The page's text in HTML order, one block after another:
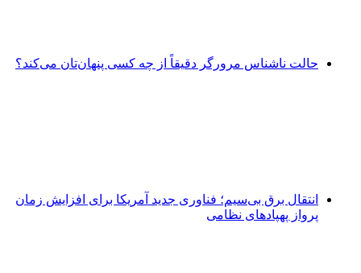
حالت ناشناس مرورگر دقیقاً از چه کسی پنهان‌تان می‌کند؟
انتقال برق بی‌سیم؛ فناوری جدید آمریکا برای افزایش زمان
پرواز پهپادهای نظامی